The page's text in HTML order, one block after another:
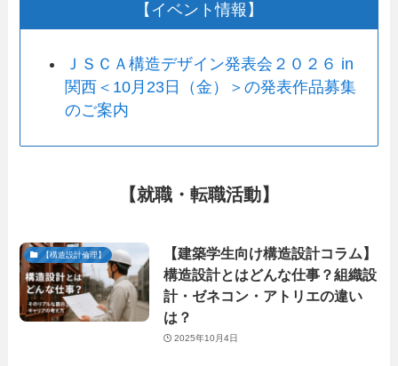
【イベント情報】
ＪＳＣＡ構造デザイン発表会２０２６ in
関西＜10月23日（金）＞の発表作品募集
のご案内
【就職・転職活動】
【構造設計倫理】
【建築学生向け構造設計コラム】
構造設計とはどんな仕事？組織設
計・ゼネコン・アトリエの違い
は？
2025年10月4日